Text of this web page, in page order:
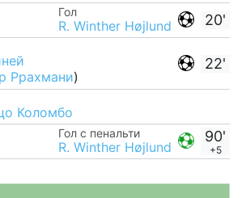
20'
Гол
R. Winther Højlund
22'
Ррахмани)
Коломбо
90'
+5
Гол с пенальти
R. Winther Højlund